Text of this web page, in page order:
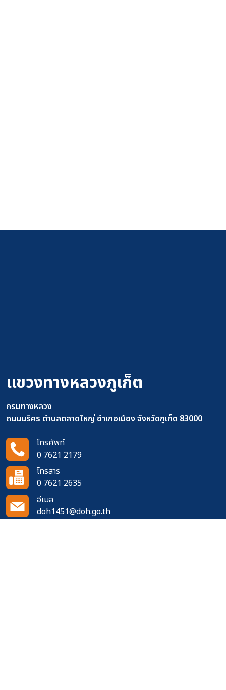
แขวงทางหลวงภูเก็ต
กรมทางหลวง
ถนนนริศร ตำบลตลาดใหญ่ อำเภอเมือง จังหวัดภูเก็ต 83000
โทรศัพท์
0 7621 2179
โทรสาร
0 7621 2635
อีเมล
doh1451@doh.go.th